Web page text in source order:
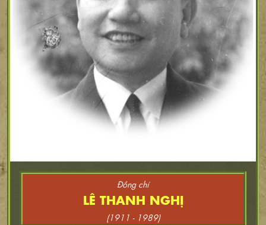
Đồng chí
LÊ THANH NGHỊ
(1911 - 1989)